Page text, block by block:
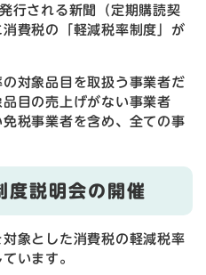
行される新聞（定期購読契
費税の「軽減税率制度」が
対象品目を取扱う事業者だ
目の売上げがない事業者
税事業者を含め、全ての事
度説明会の開催
象とした消費税の軽減税率
います。